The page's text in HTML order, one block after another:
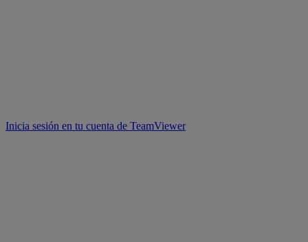
Inicia sesión en tu cuenta de TeamViewer